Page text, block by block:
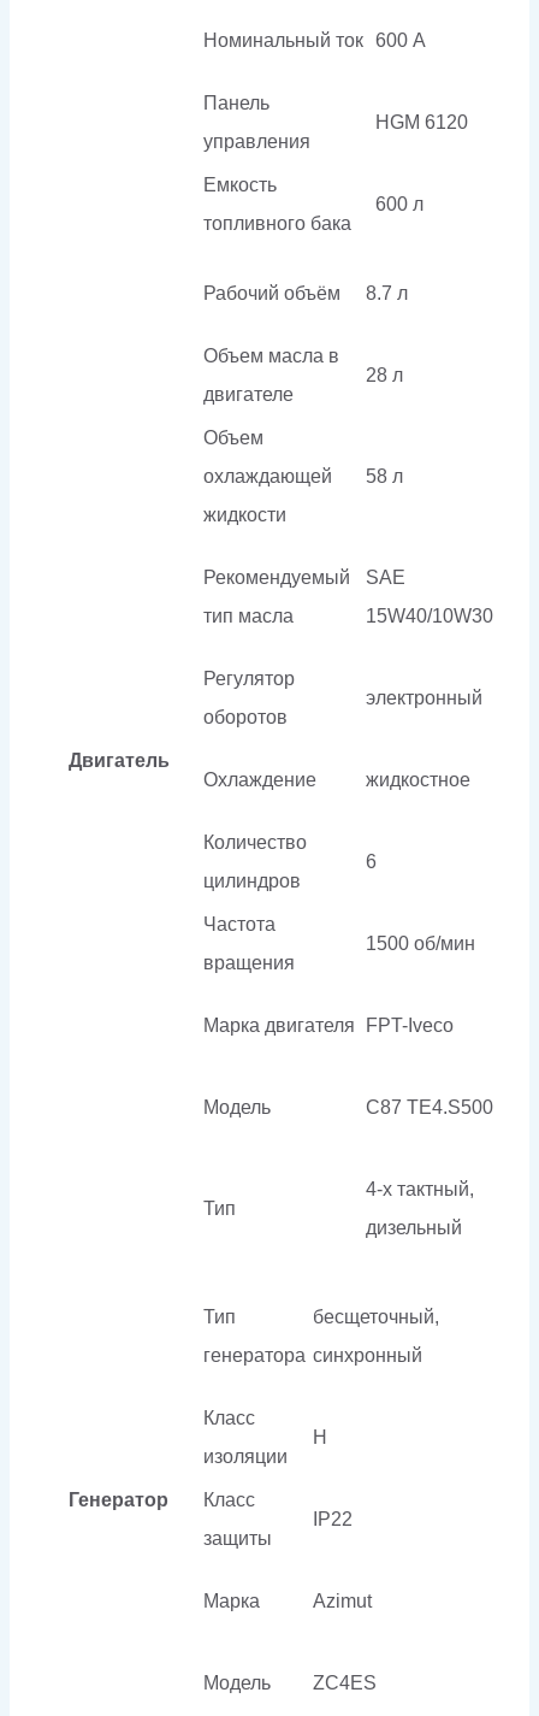
Номинальный ток 600 А
Панель
управления
HGM 6120
Емкость
топливного бака
600 л
Двигатель
Рабочий объём 8.7 л
Объем масла в
двигателе
28 л
Объем
охлаждающей
жидкости
58 л
Рекомендуемый
тип масла
SAE
15W40/10W30
Регулятор
оборотов
электронный
Охлаждение жидкостное
Количество
цилиндров
6
Частота
вращения
1500 об/мин
Марка двигателя FPT-Iveco
Модель C87 TE4.S500
Тип
4-х тактный,
дизельный
Генератор
Тип
генератора
бесщеточный,
синхронный
Класс
изоляции
H
Класс
защиты
IP22
Марка Azimut
Модель ZC4ES